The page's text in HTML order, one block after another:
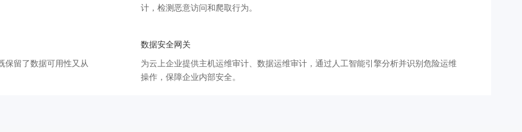
计，检测恶意访问和爬取行为。
保留了数据可用性又从
数据安全网关
为云上企业提供主机运维审计、数据运维审计，通过人工智能引擎分析并识别危险运维
操作，保障企业内部安全。